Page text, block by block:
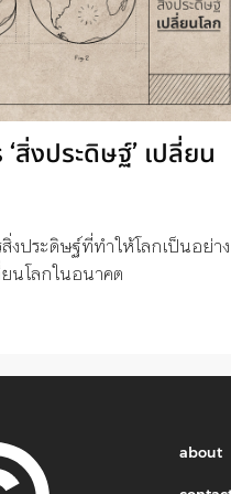
สิ่งประดิษฐ์’ เปลี่ยน
งประดิษฐ์ที่ทำให้โลกเป็นอย่าง
นโลกในอนาคต
about